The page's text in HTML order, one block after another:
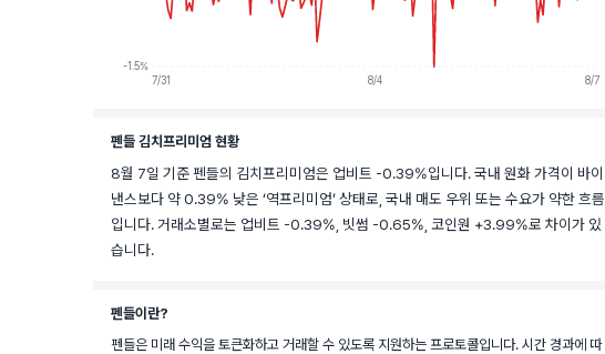
-1.5%
7/31
8/4 8/7
펜들 김치프리미엄 현황
8월 7일 기준 펜들의 김치프리미엄은 업비트 -0.39%입니다. 국내 원화 가격이 바이
낸스보다 약 0.39% 낮은 ‘역프리미엄’ 상태로, 국내 매도 우위 또는 수요가 약한 흐름
입니다. 거래소별로는 업비트 -0.39%, 빗썸 -0.65%, 코인원 +3.99%로 차이가 있
습니다.
펜들이란?
펜들은 미래 수익을 토큰화하고 거래할 수 있도록 지원하는 프로토콜입니다. 시간 경과에 따